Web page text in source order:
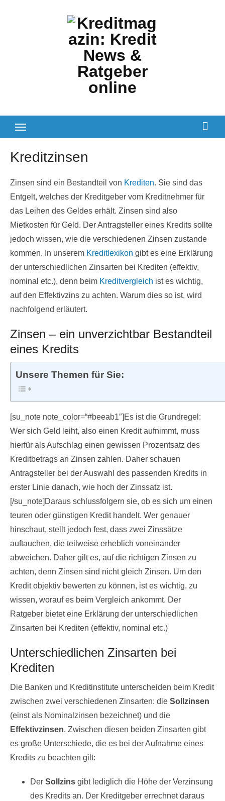
Kreditzinsen
Zinsen sind ein Bestandteil von Krediten. Sie sind das
Entgelt, welches der Kreditgeber vom Kreditnehmer für
das Leihen des Geldes erhält. Zinsen sind also
Mietkosten für Geld. Der Antragsteller eines Kredits sollte
jedoch wissen, wie die verschiedenen Zinsen zustande
kommen. In unserem Kreditlexikon gibt es eine Erklärung
der unterschiedlichen Zinsarten bei Krediten (effektiv,
nominal etc.), denn beim Kreditvergleich ist es wichtig,
auf den Effektivzins zu achten. Warum dies so ist, wird
nachfolgend erläutert.
Zinsen – ein unverzichtbar Bestandteil
eines Kredits
Unsere Themen für Sie:
[su_note note_color=“#beeab1″]Es ist die Grundregel:
Wer sich Geld leiht, also einen Kredit aufnimmt, muss
hierfür als Aufschlag einen gewissen Prozentsatz des
Kreditbetrags an Zinsen zahlen. Daher schauen
Antragsteller bei der Auswahl des passenden Kredits in
erster Linie danach, wie hoch der Zinssatz ist.
[/su_note]Daraus schlussfolgern sie, ob es sich um einen
teuren oder günstigen Kredit handelt. Wer genauer
hinschaut, stellt jedoch fest, dass zwei Zinssätze
auftauchen, die teilweise erheblich voneinander
abweichen. Daher gilt es, auf die richtigen Zinsen zu
achten, denn Zinsen sind nicht gleich Zinsen. Um den
Kredit objektiv bewerten zu können, ist es wichtig, zu
wissen, worauf es beim Vergleich ankommt. Der
Ratgeber bietet eine Erklärung der unterschiedlichen
Zinsarten bei Krediten (effektiv, nominal etc.)
Unterschiedlichen Zinsarten bei
Krediten
Die Banken und Kreditinstitute unterscheiden beim Kredit
zwischen zwei verschiedenen Zinsarten: die Sollzinsen
(einst als Nominalzinsen bezeichnet) und die
Effektivzinsen. Zwischen diesen beiden Zinsarten gibt
es große Unterschiede, die es bei der Aufnahme eines
Kredits zu beachten gilt:
Der Sollzins gibt lediglich die Höhe der Verzinsung
des Kredits an. Der Kreditgeber errechnet daraus